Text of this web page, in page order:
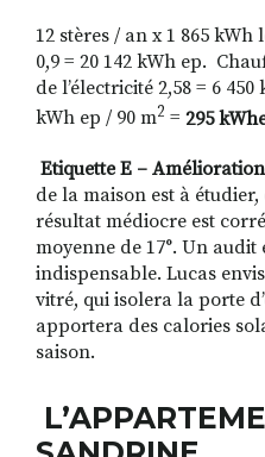
12 stères / an x 1 865 kWh
0,9 = 20 142 kWh ep.
de l’électricité 2,58 = 6 450
kWh ep / 90 m2 = 295
Etiquette E –
de la maison est à étudier,
résultat médiocre est
moyenne de 17°. Un
indispensable. Lucas
vitré, qui isolera la porte
apportera des calories
saison.